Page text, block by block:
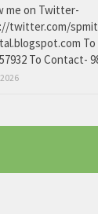
me on Twitter-
twitter.com/
To
To Contact-